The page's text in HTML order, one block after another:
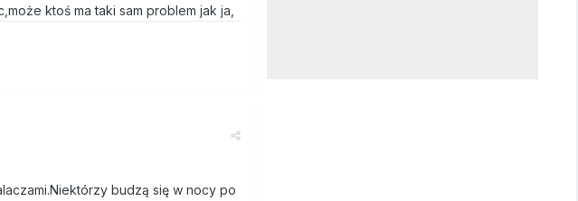
ktoś ma taki sam problem jak ja,
budzą się w nocy po